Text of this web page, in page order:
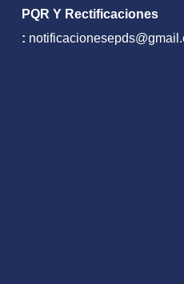
PQR Y Rectificaciones
: